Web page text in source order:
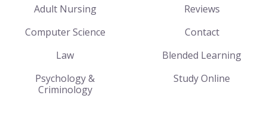
Adult Nursing
Computer Science
Law
Psychology &
Criminology
Reviews
Contact
Blended Learning
Study Online